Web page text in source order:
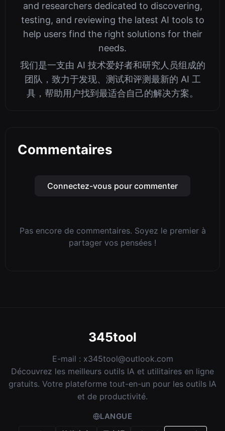
and researchers dedicated to discovering,
testing, and reviewing the latest AI tools to
help users find the right solutions for their
needs.
我们是一支由 AI 技术爱好者和研究人员组成的
团队，致力于发现、测试和评测最新的 AI 工
具，帮助用户找到最适合自己的解决方案。
Commentaires
Connectez-vous pour commenter
Pas encore de commentaires. Soyez le premier à
partager vos pensées !
345tool
E-mail : x345tool@outlook.com
Découvrez les meilleurs outils IA et utilitaires en ligne
gratuits. Votre plateforme tout-en-un pour les outils IA
et de productivité.
LANGUE